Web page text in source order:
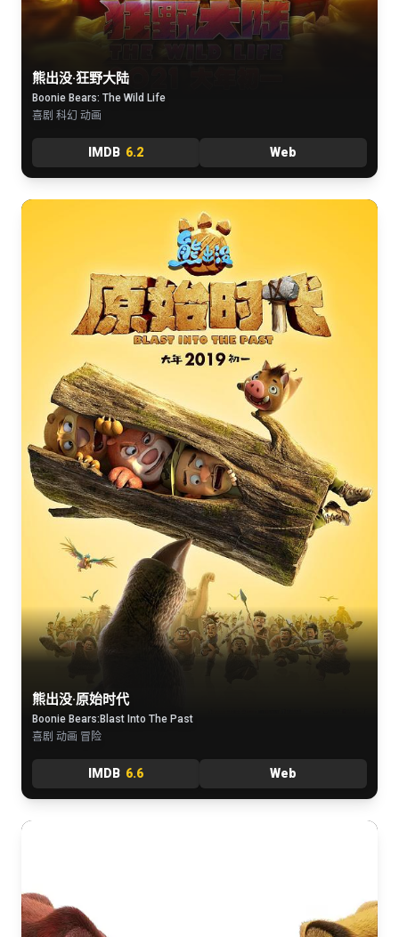
熊出没·狂野大陆
Boonie Bears: The Wild Life
喜剧 科幻 动画
IMDB 6.2 Web
熊出没·原始时代
Boonie Bears:Blast Into The Past
喜剧 动画 冒险
IMDB 6.6 Web